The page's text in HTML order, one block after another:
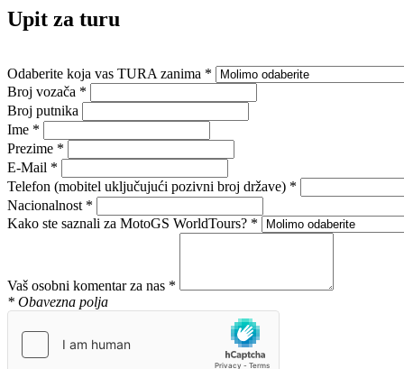
Upit za turu
Odaberite koja vas TURA zanima *
Broj vozača *
Broj putnika
Ime *
Prezime *
E-Mail *
Telefon (mobitel uključujući pozivni broj države) *
Nacionalnost *
Kako ste saznali za MotoGS WorldTours? *
Vaš osobni komentar za nas *
* Obavezna polja